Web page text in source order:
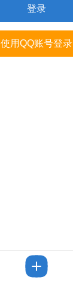
登录
使用QQ账号登录